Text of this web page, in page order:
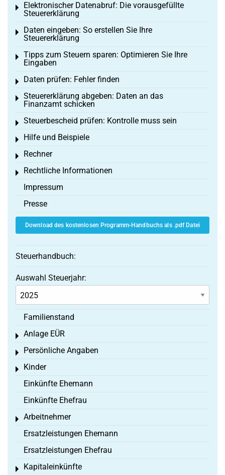
Elektronischer Datenabruf: Die vorausgefüllte
Steuererklärung
Toggle menu
Daten eingeben: So erstellen Sie Ihre
Steuererklärung
Toggle menu
Tipps zum Steuern sparen: Optimieren Sie Ihre
Eingaben
Toggle menu
Daten prüfen: Fehler finden
Toggle menu
Steuererklärung abgeben: Daten an das
Finanzamt schicken
Toggle menu
Steuerbescheid prüfen: Kontrolle muss sein
Toggle menu
Hilfe und Beispiele
Toggle menu
Rechner
Toggle menu
Rechtliche Informationen
Toggle menu
Impressum
Presse
Download des kostenlosen Programm-Handbuchs als .pdf Datei
Steuerhandbuch:
Auswahl Steuerjahr:
Familienstand
Anlage EÜR
Toggle menu
Persönliche Angaben
Toggle menu
Kinder
Toggle menu
Einkünfte Ehemann
Einkünfte Ehefrau
Arbeitnehmer
Toggle menu
Ersatzleistungen Ehemann
Ersatzleistungen Ehefrau
Kapitaleinkünfte
Toggle menu